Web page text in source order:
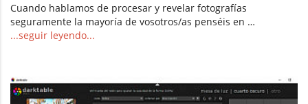
Cuando hablamos de procesar y revelar fotografías
seguramente la mayoría de vosotros/as penséis en …
...seguir leyendo...